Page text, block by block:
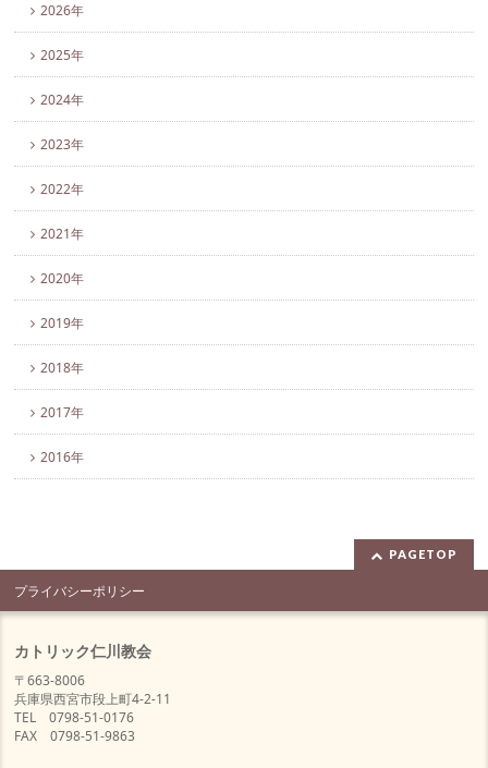
2026年
2025年
2024年
2023年
2022年
2021年
2020年
2019年
2018年
2017年
2016年
PAGETOP
プライバシーポリシー
カトリック仁川教会
〒663-8006
兵庫県西宮市段上町4-2-11
TEL 0798-51-0176
FAX 0798-51-9863